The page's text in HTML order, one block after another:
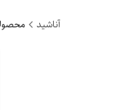
آناشید